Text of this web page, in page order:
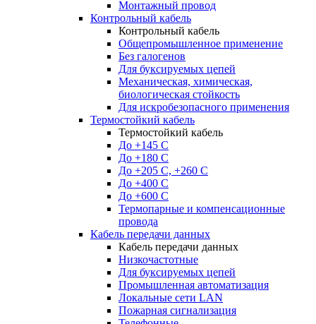
Монтажный провод
Контрольный кабель
Контрольный кабель
Общепромышленное применение
Без галогенов
Для буксируемых цепей
Механическая, химическая,
биологическая стойкость
Для искробезопасного применения
Термостойкий кабель
Термостойкий кабель
До +145 С
До +180 C
До +205 С, +260 С
До +400 C
До +600 С
Термопарные и компенсационные
провода
Кабель передачи данных
Кабель передачи данных
Низкочастотные
Для буксируемых цепей
Промышленная автоматизация
Локальные сети LAN
Пожарная сигнализация